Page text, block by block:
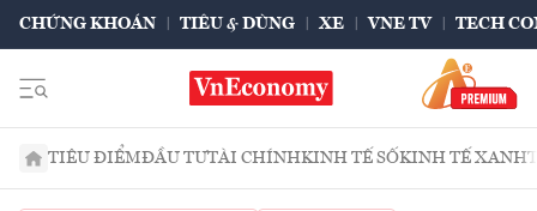
CHỨNG KHOÁN TIÊU & DÙNG XE VNE TV TECH
TIÊU ĐIỂMĐẦU TƯTÀI CHÍNHKINH TẾ SỐKINH TẾ XANH